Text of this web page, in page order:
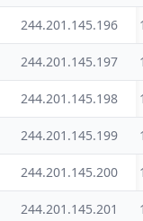
244.201.145.196
244.201.145.197
244.201.145.198
244.201.145.199
244.201.145.200
244.201.145.201